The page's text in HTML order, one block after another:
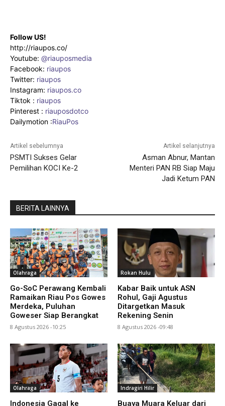
Follow US!
http://riaupos.co/
Youtube: @riauposmedia
Facebook: riaupos
Twitter: riaupos
Instagram: riaupos.co
Tiktok : riaupos
Pinterest : riauposdotco
Dailymotion :RiauPos
Artikel sebelumnya
PSMTI Sukses Gelar
Pemilihan KOCI Ke-2
Artikel selanjutnya
Asman Abnur, Mantan
Menteri PAN RB Siap Maju
Jadi Ketum PAN
BERITA LAINNYA
Olahraga
Go-SoC Perawang Kembali
Ramaikan Riau Pos Gowes
Merdeka, Puluhan
Goweser Siap Berangkat
8 Agustus 2026 -10:25
Rokan Hulu
Kabar Baik untuk ASN
Rohul, Gaji Agustus
Ditargetkan Masuk
Rekening Senin
8 Agustus 2026 -09:48
Olahraga
Indonesia Gagal ke
Indragiri Hilir
Buaya Muara Keluar dari